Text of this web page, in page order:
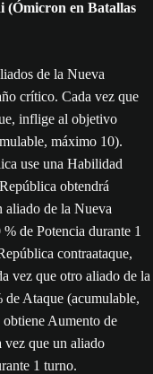
(Ómicron en Batallas
de la Nueva
crítico. Cada vez que
inflige al objetivo
máximo 10).
use una Habilidad
obtendrá
aliado de la Nueva
de Potencia durante 1
contraataque,
vez que otro aliado de la
de Ataque (acumulable,
Aumento de
vez que un aliado
1 turno.